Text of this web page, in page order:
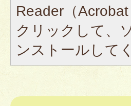
Reader（
クリックして、
ンストールして